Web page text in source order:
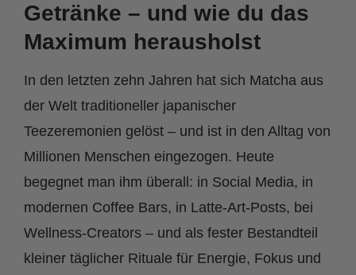
Getränke – und wie du das
Maximum herausholst
In den letzten zehn Jahren hat sich Matcha aus
der Welt traditioneller japanischer
Teezeremonien gelöst – und ist in den Alltag von
Millionen Menschen eingezogen. Heute
begegnet man ihm überall: in Social Media, in
modernen Coffee Bars, in Latte-Art-Posts, bei
Wellness-Creators – und als fester Bestandteil
kleiner täglicher Rituale für Energie, Fokus und